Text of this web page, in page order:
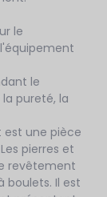
le
le
pureté, la
est une pièce
pierres et
revêtement
boulets. Il est